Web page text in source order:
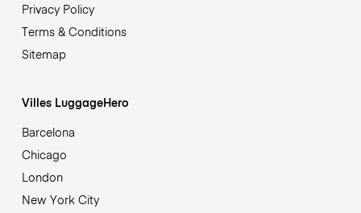
Privacy Policy
Terms & Conditions
Sitemap
Villes LuggageHero
Barcelona
Chicago
London
New York City